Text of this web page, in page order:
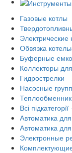
Газовые котлы
Электрические
Обвязка
Буферные
Коллекторы
Гидрострелки
Насосные
Всі
Автоматика
Автоматика
Электронные